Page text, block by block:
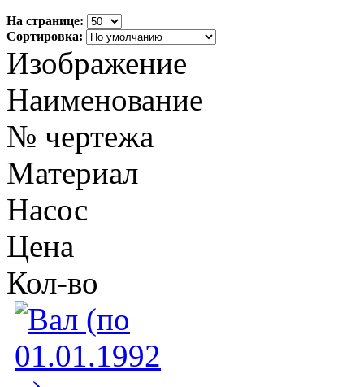
На странице:
Сортировка:
Изображение
Наименование
№ чертежа
Материал
Насос
Цена
Кол-во